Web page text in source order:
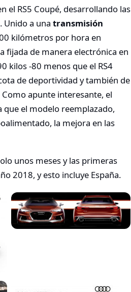
el RS5 Coupé, desarrollando las
. Unido a una transmisión
kilómetros por hora en
fijada de manera electrónica en
kilos -80 menos que el RS4
de deportividad y también de
apunte interesante, el
que el modelo reemplazado,
la mejora en las
unos meses y las primeras
2018, y esto incluye España.